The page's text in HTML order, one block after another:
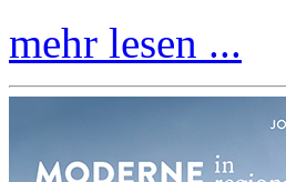
mehr lesen ...